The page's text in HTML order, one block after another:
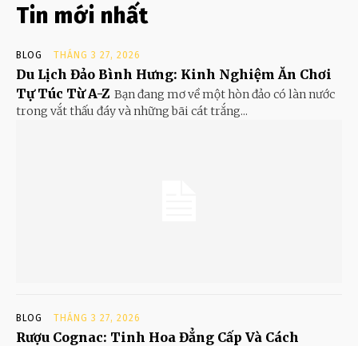
Tin mới nhất
BLOG THÁNG 3 27, 2026
Du Lịch Đảo Bình Hưng: Kinh Nghiệm Ăn Chơi
Tự Túc Từ A-Z Bạn đang mơ về một hòn đảo có làn nước
trong vắt thấu đáy và những bãi cát trắng...
BLOG THÁNG 3 27, 2026
Rượu Cognac: Tinh Hoa Đẳng Cấp Và Cách